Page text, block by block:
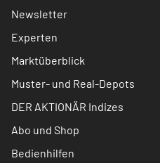
Newsletter
Experten
Marktüberblick
Muster- und Real-Depots
DER AKTIONÄR Indizes
Abo und Shop
Bedienhilfen